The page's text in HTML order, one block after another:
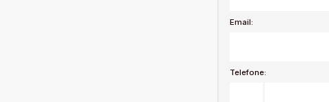
Email:
Telefone: